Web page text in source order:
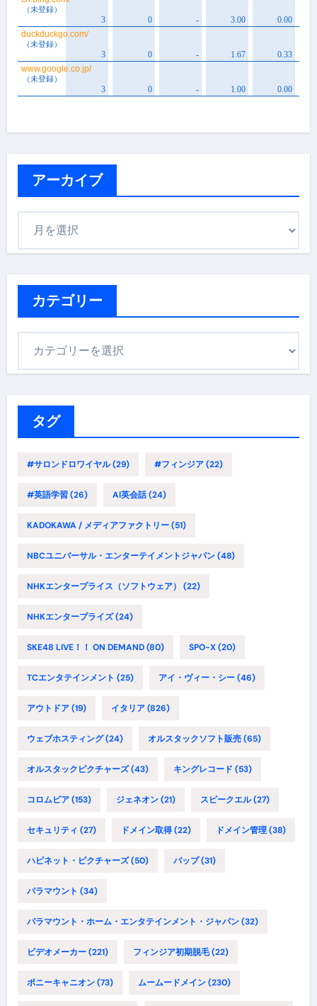
アーカイブ
カテゴリー
タグ
#サロンドロワイヤル(29) #フィンジア(22)
#英語学習(26) AI英会話(24)
KADOKAWA / メディアファクトリー(51)
NBCユニバーサル・エンターテイメントジャパン(48)
NHKエンタープライス（ソフトウェア） (22)
NHKエンタープライズ(24)
SKE48 LIVE！！ ON DEMAND(80) SPO-X(20)
TCエンタテインメント (25) アイ・ヴィー・シー(46)
アウトドア(19) イタリア(826)
ウェブホスティング(24) オルスタックソフト販売(65)
オルスタックピクチャーズ(43) キングレコード (53)
コロムビア(153) ジェネオン(21) スピークエル(27)
セキュリティ (27) ドメイン取得(22) ドメイン管理(38)
ハピネット・ピクチャーズ(50) バップ(31)
パラマウント (34)
パラマウント・ホーム・エンタテインメント・ジャパン(32)
ビデオメーカー(221) フィンジア初期脱毛(22)
ポニーキャニオン(73) ムームードメイン(230)